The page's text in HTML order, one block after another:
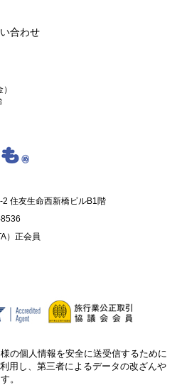
合わせ
住友生命西新橋ビルB1階
）正会員
の個人情報を安全に送受信するために
用し、第三者によるデータの改ざんや
。